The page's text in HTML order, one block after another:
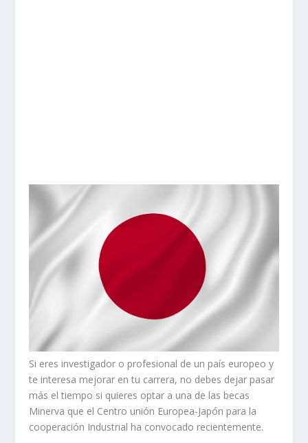
Si eres investigador o profesional de un país europeo y
te interesa mejorar en tu carrera, no debes dejar pasar
más el tiempo si quieres optar a una de las becas
Minerva que el Centro unión Europea-Japón para la
cooperación Industrial ha convocado recientemente.